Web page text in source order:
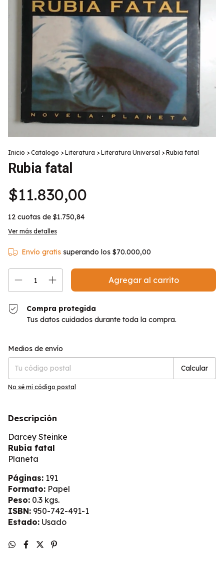
Inicio > Catalogo > Literatura > Literatura Universal > Rubia fatal
Rubia fatal
$11.830,00
12 cuotas de $1.750,84
Ver más detalles
Envío gratis superando los $70.000,00
Compra protegida
Tus datos cuidados durante toda la compra.
Entregas para el CP:
Medios de envío
Calcular
No sé mi código postal
Descripción
Darcey Steinke
Rubia fatal
Planeta
Páginas: 191
Formato: Papel
Peso: 0.3 kgs.
ISBN: 950-742-491-1
Estado: Usado